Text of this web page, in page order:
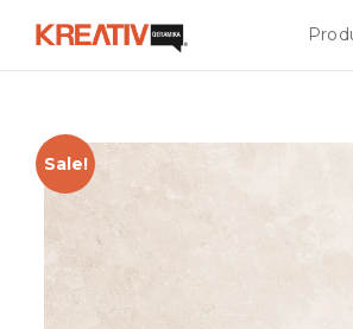
Sale!